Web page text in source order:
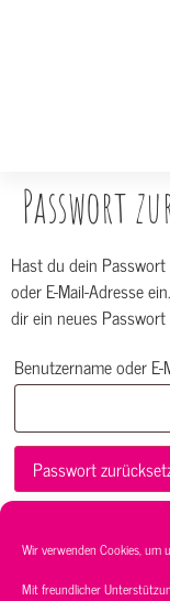
Wir verwenden Cookies, um
Mit freundlicher
Passwort
Hast du dein
oder E-Mail-Adresse
dir ein neues
Benutzername oder E-
Passwort
Service